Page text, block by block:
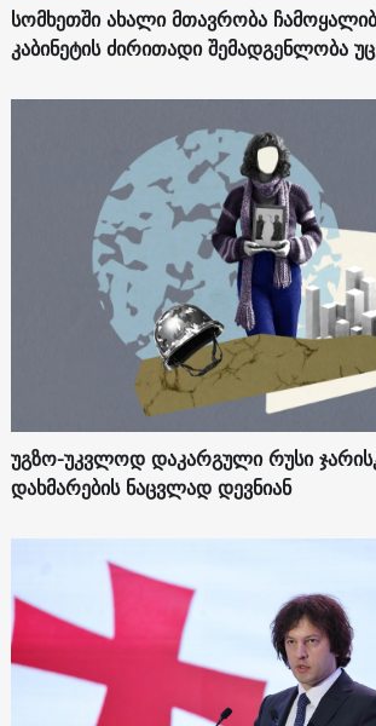
სომხეთში ახალი მთავრობა
კაბინეტის ძირითადი შემადგენლობა
უგზო-უკვლოდ დაკარგული რუსი
დახმარების ნაცვლად დევნიან